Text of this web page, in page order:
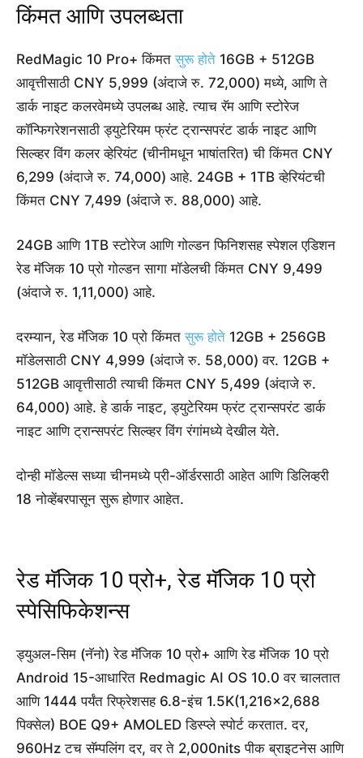
किंमत आणि उपलब्धता
RedMagic 10 Pro+ किंमतसुरू होते 16GB + 512GB
आवृत्तीसाठी CNY 5,999 (अंदाजे रु. 72,000) मध्ये, आणि ते
डार्क नाइट कलरवेमध्ये उपलब्ध आहे. त्याच रॅम आणि स्टोरेज
कॉन्फिगरेशनसाठी ड्युटेरियम फ्रंट ट्रान्सपरंट डार्क नाइट आणि
सिल्व्हर विंग कलर व्हेरियंट (चीनीमधून भाषांतरित) ची किंमत CNY
6,299 (अंदाजे रु. 74,000) आहे. 24GB + 1TB व्हेरियंटची
किंमत CNY 7,499 (अंदाजे रु. 88,000) आहे.
24GB आणि 1TB स्टोरेज आणि गोल्डन फिनिशसह स्पेशल एडिशन
रेड मॅजिक 10 प्रो गोल्डन सागा मॉडेलची किंमत CNY 9,499
(अंदाजे रु. 1,11,000) आहे.
दरम्यान, रेड मॅजिक 10 प्रो किंमतसुरू होते 12GB + 256GB
मॉडेलसाठी CNY 4,999 (अंदाजे रु. 58,000) वर. 12GB +
512GB आवृत्तीसाठी त्याची किंमत CNY 5,499 (अंदाजे रु.
64,000) आहे. हे डार्क नाइट, ड्युटेरियम फ्रंट ट्रान्सपरंट डार्क
नाइट आणि ट्रान्सपरंट सिल्व्हर विंग रंगांमध्ये देखील येते.
दोन्ही मॉडेल्स सध्या चीनमध्ये प्री-ऑर्डरसाठी आहेत आणि डिलिव्हरी
18 नोव्हेंबरपासून सुरू होणार आहेत.
रेड मॅजिक 10 प्रो+, रेड मॅजिक 10 प्रो
स्पेसिफिकेशन्स
ड्युअल-सिम (नॅनो) रेड मॅजिक 10 प्रो+ आणि रेड मॅजिक 10 प्रो
Android 15-आधारित Redmagic AI OS 10.0 वर चालतात
आणि 1444 पर्यंत रिफ्रेशसह 6.8-इंच 1.5K(1,216×2,688
पिक्सेल) BOE Q9+ AMOLED डिस्प्ले स्पोर्ट करतात. दर,
960Hz टच सॅम्पलिंग दर, वर ते 2,000nits पीक ब्राइटनेस आणि